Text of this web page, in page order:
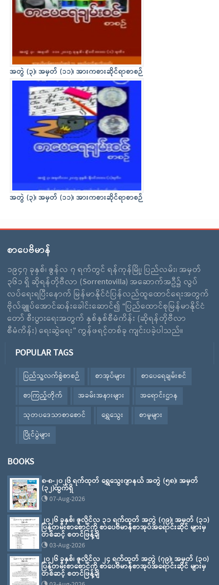
အတွဲ (၃)၊ အမှတ် (၁၁)၊ အားကစားဆိုင်ရာစာစဉ်
အတွဲ (၃)၊ အမှတ် (၁၁)၊ အားကစားဆိုင်ရာစာစဉ်
စာပေဗိမာန်
၁၉၄၇ ခုနှစ်၊ ဇွန်လ ၇ ရက်တွင် ရန်ကုန်မြို့၊ ပြည်လမ်း၊ အမှတ်
၃၆၁ ရှိ ဆိုရန်တိုဗီလာ (Sorrentovilla) အဆောက်အဦ၌ လွပ်
လပ်ရေးရပြီးနောက် မြန်မာနိုင်ငံပြန်လည်ထူထောင်ရေးအတွက်
ဗိုလ်ချူပ်အောင်ဆန်းခေါင်းဆောင်၍ “ပြည်ထောင်စုမြန်မာနိုင်ငံ
တော် စီးပွားရေးအတွက် နှစ်နှစ်စီမံကိန်း (ဆိုရန်တိုဗီလာ
စီမံကိန်း) ရေးဆွဲရေး” ကွန်ဖရင့်တစ်ခု ကျင်းပခဲ့ပါသည်။
POPULAR TAGS
ပြည်သူ့လက်စွဲစာစဉ် စာအုပ်များ
စာပေရေချမ်းစင်
စာကြည့်တိုက်
အခမ်းအနားများ
အရောင်းဌာန
သုတပဒေသာစာစောင်
ရွှေသွေး
စာမူများ
ပြိုင်ပွဲများ
BOOKS
၈-၈-၂၀၂၆ ရက်ထုတ် ရွှေသွေးဂျာနယ် အတွဲ (၅၈)၊ အမှတ်
(၃၂)ထွက်ရှိ
07-Aug-2026
၂၀၂၆ ခုနှစ်၊ ဇူလိုင်လ ၃၁ ရက်ထုတ် အတွဲ (၇၉)၊ အမှတ် (၃၁)
ပြန်တမ်းစာစောင်ကို စာပေဗိမာန်စာအုပ်အရောင်းဆိုင် များမှ
တစ်ဆင့် စတင်ဖြန့်ချိ
03-Aug-2026
၂၀၂၆ ခုနှစ်၊ ဇူလိုင်လ ၂၄ ရက်ထုတ် အတွဲ (၇၉)၊ အမှတ် (၃၀)
ပြန်တမ်းစာစောင်ကို စာပေဗိမာန်စာအုပ်အရောင်းဆိုင် များမှ
တစ်ဆင့် စတင်ဖြန့်ချိ